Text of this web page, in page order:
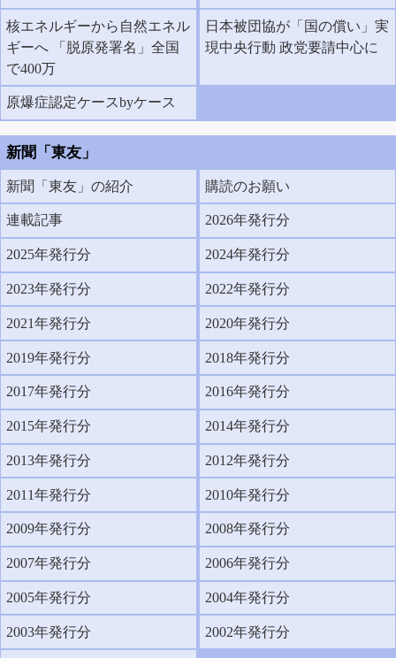
核エネルギーから自然エネル
ギーへ 「脱原発署名」全国
で400万
日本被団協が「国の償い」実
現中央行動 政党要請中心に
原爆症認定ケースbyケース
新聞「東友」
新聞「東友」の紹介 購読のお願い
連載記事 2026年発行分
2025年発行分 2024年発行分
2023年発行分 2022年発行分
2021年発行分 2020年発行分
2019年発行分 2018年発行分
2017年発行分 2016年発行分
2015年発行分 2014年発行分
2013年発行分 2012年発行分
2011年発行分 2010年発行分
2009年発行分 2008年発行分
2007年発行分 2006年発行分
2005年発行分 2004年発行分
2003年発行分 2002年発行分